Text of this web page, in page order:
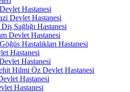
Hastanesi
Devlet Hastanesi
Sağlığı Hastanesi
Devlet Hastanesi
Hastalıkları Hastanesi
Hastanesi
Hastanesi
Hilmi Öz Devlet Hastanesi
Hastanesi
Hastanesi